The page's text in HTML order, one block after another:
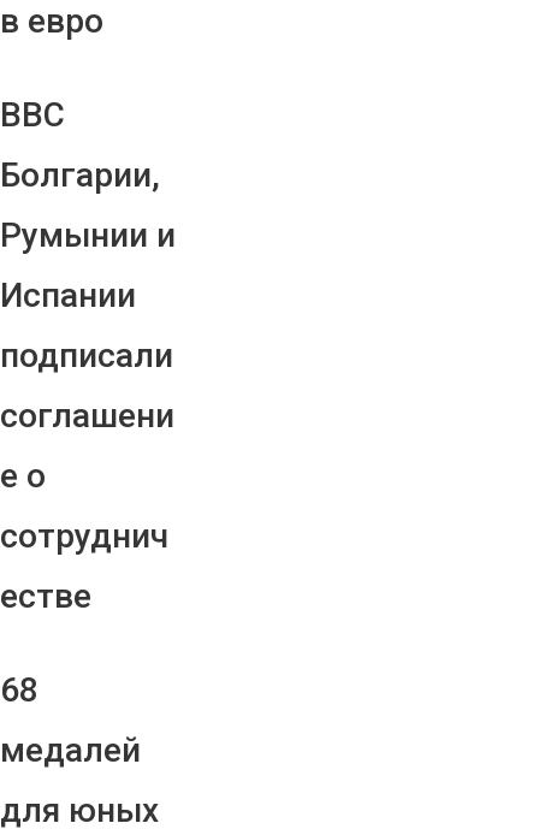
в евро
ВВС
Болгарии,
Румынии и
Испании
подписали
соглашени
е о
сотруднич
естве
68
медалей
для юных